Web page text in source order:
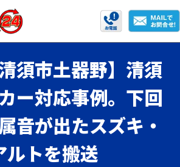
須市土器野】清須
ー対応事例。下回
音が出たスズキ・
ルトを搬送